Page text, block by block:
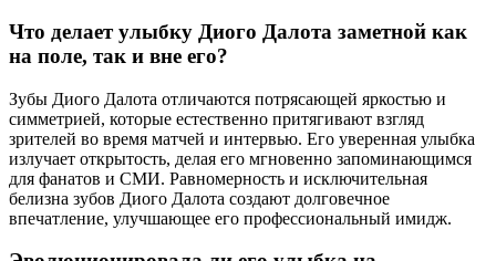
Что делает улыбку Диого Далота заметной как
на поле, так и вне его?
Зубы Диого Далота отличаются потрясающей яркостью и
симметрией, которые естественно притягивают взгляд
зрителей во время матчей и интервью. Его уверенная улыбка
излучает открытость, делая его мгновенно запоминающимся
для фанатов и СМИ. Равномерность и исключительная
белизна зубов Диого Далота создают долговечное
впечатление, улучшающее его профессиональный имидж.